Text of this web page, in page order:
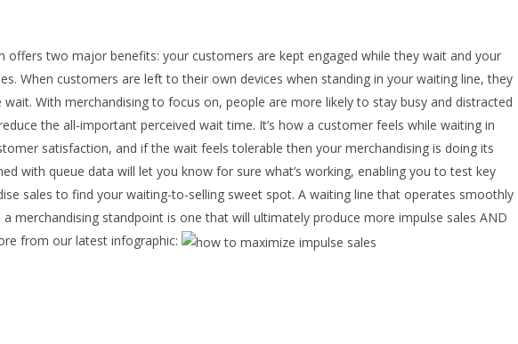
offers two major benefits: your customers are kept engaged while they wait and your
When customers are left to their own devices when standing in your waiting line, they
With merchandising to focus on, people are more likely to stay busy and distracted
the all-important perceived wait time. It’s how a customer feels while waiting in
satisfaction, and if the wait feels tolerable then your merchandising is doing its
with queue data will let you know for sure what’s working, enabling you to test key
sales to find your waiting-to-selling sweet spot. A waiting line that operates smoothly
merchandising standpoint is one that will ultimately produce more impulse sales AND
from our latest infographic: